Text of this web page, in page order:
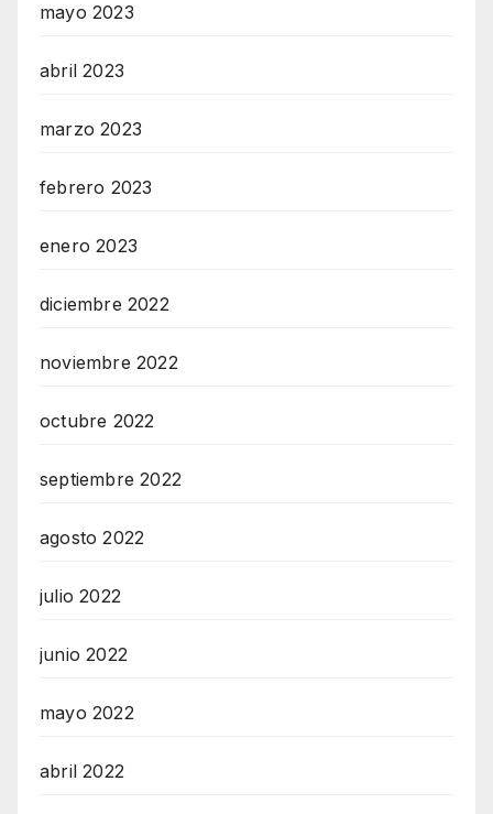
mayo 2023
abril 2023
marzo 2023
febrero 2023
enero 2023
diciembre 2022
noviembre 2022
octubre 2022
septiembre 2022
agosto 2022
julio 2022
junio 2022
mayo 2022
abril 2022